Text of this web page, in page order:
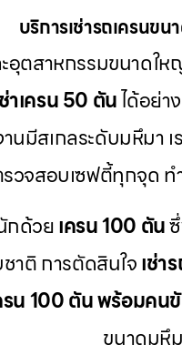
บริการเช่ารถเครนข
ตสาหกรรมขนาดให
าเครน 50 ตันได้อย่า
นมีสเกลระดับมหึมา เ
วจสอบเซฟตี้ทุกจุด ท
กด้วยเครน 100 ตัน
าติ การตัดสินใจเช่า
รน 100 ตัน พร้อมคน
ขนาดมหึ